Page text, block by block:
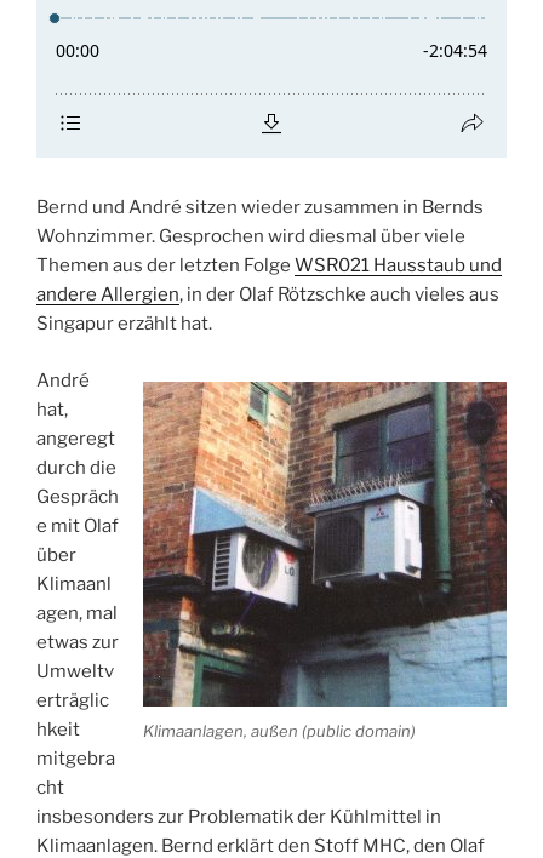
Bernd und André sitzen wieder zusammen in Bernds
Wohnzimmer. Gesprochen wird diesmal über viele
Themen aus der letzten Folge WSR021 Hausstaub und
andere Allergien, in der Olaf Rötzschke auch vieles aus
Singapur erzählt hat.
Klimaanlagen, außen (public domain)
André
hat,
angeregt
durch die
Gespräch
e mit Olaf
über
Klimaanl
agen, mal
etwas zur
Umweltv
erträglic
hkeit
mitgebra
cht
insbesonders zur Problematik der Kühlmittel in
Klimaanlagen. Bernd erklärt den Stoff MHC, den Olaf